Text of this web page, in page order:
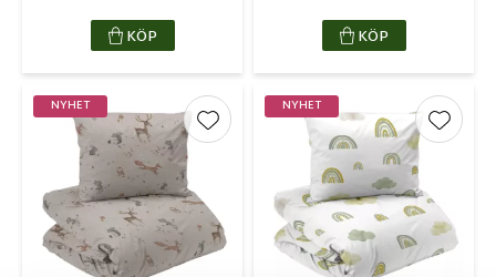
KÖP KÖP
NYHET
Lägg till i favoriter
NYHET
Lägg